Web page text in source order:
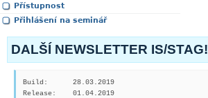
Přístupnost
Přihlášení na seminář
DALŠÍ NEWSLETTER IS/STAG!
Build:      28.03.2019
Release:    01.04.2019